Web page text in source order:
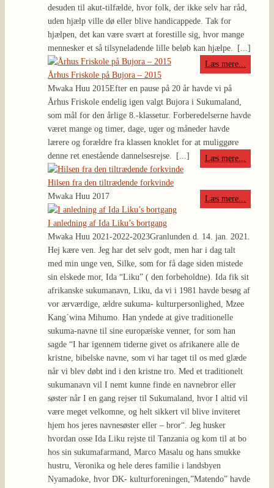
desuden til akut-tilfælde, hvor folk, der ikke selv har råd,
uden hjælp ville dø eller blive handicappede. Tak for
hjælpen, det kan være svært at forestille sig, hvor mange
mennesker et så tilsyneladende lille beløb kan hjælpe.
[...]
Læs mere...
Århus Friskole på Bujora – 2015
Mwaka Huu 2015Efter en pause på 20 år havde vi på
Århus Friskole endelig igen valgt Bujora i Sukumaland,
som mål for den årlige 8.-klassetur. Forberedelserne havde
været mange og timer, dage, uger og måneder havde
lærere og forældre fra klassen knoklet for at muliggøre
denne ret enestående dannelsesrejse.
[...] Læs mere...
Hilsen fra den tiltrædende forkvinde
Mwaka Huu 2017
Læs mere...
I anledning af Ida Liku’s bortgang
Mwaka Huu 2021-2022-2023Granlunden d. 14. jan. 2021.
Hej kære ven. Jeg har det selv godt, men har i dag talt
med min unge ven, Silke, som for få dage siden mistede
sin elskede mor, Ida “Liku” ( den forbeholdne). Ida fik sit
afrikanske sukumanavn, Liku, da vi i 1981 havde besøg af
vor ærværdige, ældre sukuma- kulturpersonlighed, Mzee
Kang´wina Mihumo. Han yndede at give traditionelle
sukuma-navne til sine europæiske venner, for som han
sagde “I har igennem tiderne givet os afrikanere alle de
kristne, bibelske navne, som vi har taget til os med glæde
når vi blev døbt ind i den kristne tro. Med et traditionelt
sukumanavn vil I nemt kunne finde en navnebror eller
søster når I en gang rejser til Sukumaland, hvor I altid vil
være meget velkomne, og helt sikkert vil blive inviteret
hjem hos jeres navnesøster eller – bror“. Jeg husker
hvordan osse Ida Liku rejste til Tanzania og kom til at bo
hos sin sukumafarmand, Marco Masalu og hans smukke
hustru, Veronika og hele deres familie i landsbyen
Nyamadoke, hvor DK- kulturforeningen,”Matendo” havde